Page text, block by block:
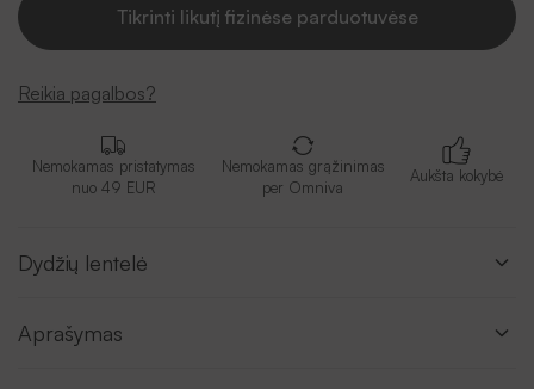
Tikrinti likutį fizinėse parduotuvėse
Reikia pagalbos?
Nemokamas pristatymas
nuo 49 EUR
Nemokamas grąžinimas
per Omniva
Aukšta kokybė
Dydžių lentelė
Aprašymas